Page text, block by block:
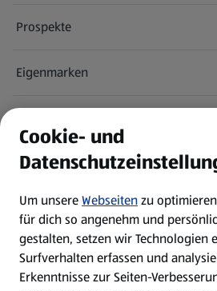
Prospekte
Eigenmarken
Newsletter
WhatsApp
Über ALDI SÜD
Cookie- und
Um unsereWebseitenzu
für dich so angenehm und
gestalten, setzen wir Technologien
Surfverhalten erfassen und
Erkenntnisse zur Seiten-